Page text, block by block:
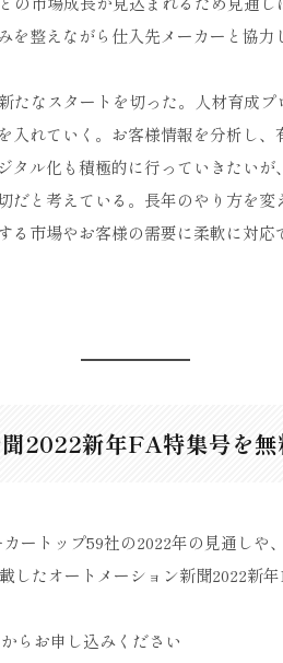
整えながら仕入先メーカーと協力
たなスタートを切った。人材育成
入れていく。お客様情報を分析し
タル化も積極的に行っていきたい
だと考えている。長年のやり方を
市場やお客様の需要に柔軟に対応
2022新年FA特集号を無
ートップ59社の2022年の見通しや
したオートメーション新聞2022新
らお申し込みください